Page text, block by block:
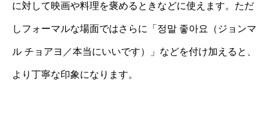
に対して映画や料理を褒めるときなどに使えます。ただ
しフォーマルな場面ではさらに「정말 좋아요（ジョンマ
ル チョアヨ／本当にいいです）」などを付け加えると、
より丁寧な印象になります。